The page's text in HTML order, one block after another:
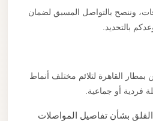
وننصح بالتواصل المسبق لضمان
بالتحديد.
القاهرة لتلائم مختلف أنماط
فردية أو جماعية.
بشأن تفاصيل المواصلات